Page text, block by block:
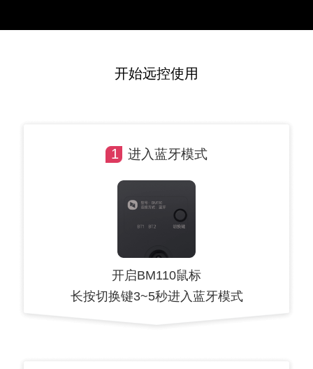
开始远控使用
1 进入蓝牙模式
开启BM110鼠标
长按切换键3~5秒进入蓝牙模式